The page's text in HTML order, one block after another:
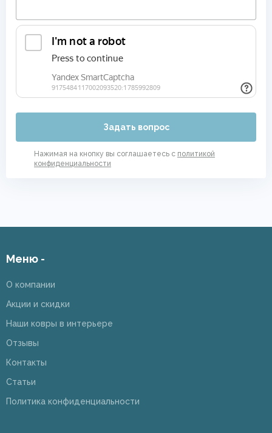
Задать вопрос
Нажимая на кнопку вы соглашаетесь с политикой
конфиденциальности
Меню -
О компании
Акции и скидки
Наши ковры в интерьере
Отзывы
Контакты
Статьи
Политика конфиденциальности